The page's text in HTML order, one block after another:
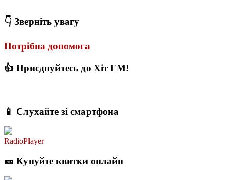
👇 Зверніть увагу
Потрібна допомога
👍 Приєднуйтесь до Хіт FM!
📱 Слухайте зі смартфона
RadioPlayer
🎫 Купуйте квитки онлайн